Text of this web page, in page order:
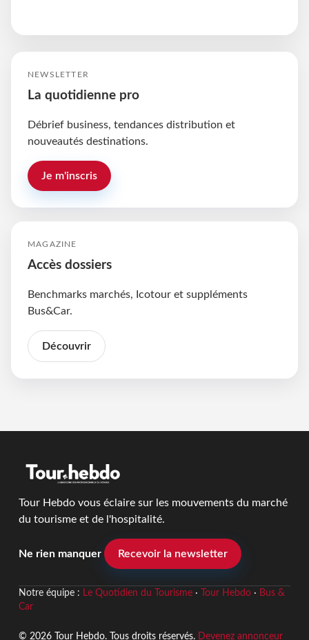
NEWSLETTER
La quotidienne pro
Débrief business, tendances distribution et
nouveautés destinations.
Je m'inscris
MAGAZINE
Accès dossiers
Benchmarks marchés, Icotour et suppléments
Bus&Car.
Découvrir
Tour Hebdo vous éclaire sur les mouvements du marché
du tourisme et de l'hospitalité.
Ne rien manquer Recevoir la newsletter
Notre équipe : Le Quotidien du Tourisme· Tour Hebdo· Bus &
Car
© 2026 Tour Hebdo. Tous droits réservés. Devenez annonceur